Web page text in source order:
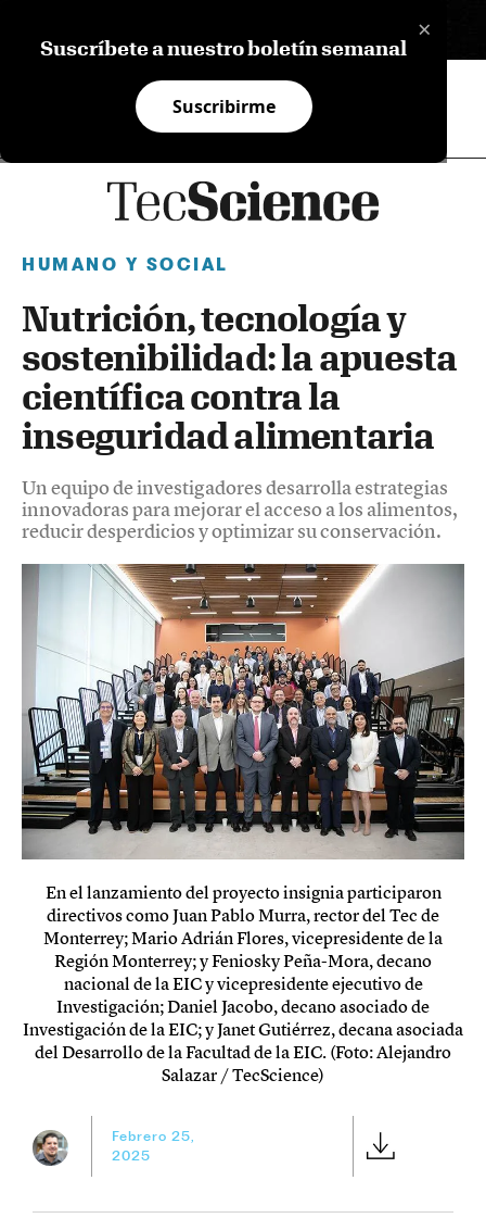
×
Suscríbete a nuestro boletín semanal
Suscribirme
HUMANO Y SOCIAL
Nutrición, tecnología y
sostenibilidad: la apuesta
científica contra la
inseguridad alimentaria
Un equipo de investigadores desarrolla estrategias
innovadoras para mejorar el acceso a los alimentos,
reducir desperdicios y optimizar su conservación.
En el lanzamiento del proyecto insignia participaron
directivos como Juan Pablo Murra, rector del Tec de
Monterrey; Mario Adrián Flores, vicepresidente de la
Región Monterrey; y Feniosky Peña-Mora, decano
nacional de la EIC y vicepresidente ejecutivo de
Investigación; Daniel Jacobo, decano asociado de
Investigación de la EIC; y Janet Gutiérrez, decana asociada
del Desarrollo de la Facultad de la EIC. (Foto: Alejandro
Salazar / TecScience)
Febrero 25,
2025